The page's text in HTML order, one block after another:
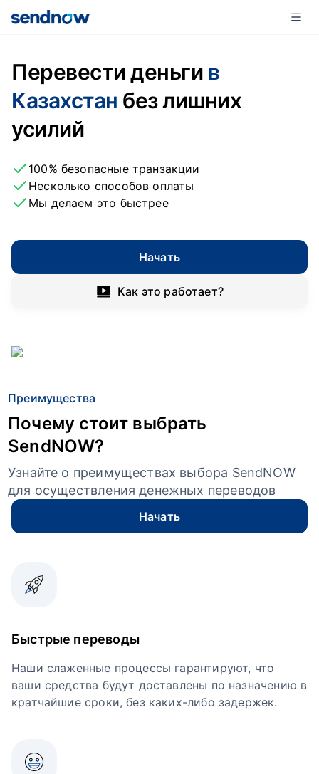
Перевести деньги в
Казахстан без лишних
усилий
100% безопасные транзакции
Несколько способов оплаты
Мы делаем это быстрее
Начать
Как это работает?
Преимущества
Почему стоит выбрать
SendNOW?
Узнайте о преимуществах выбора SendNOW
для осуществления денежных переводов
Начать
Быстрые переводы
Наши слаженные процессы гарантируют, что
ваши средства будут доставлены по назначению в
кратчайшие сроки, без каких-либо задержек.